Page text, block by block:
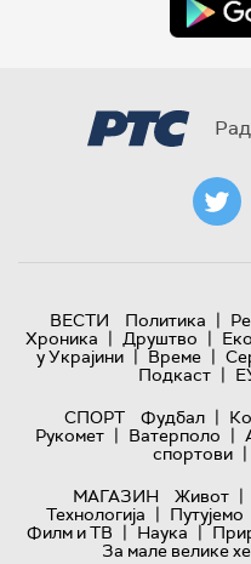
ВЕСТИ Политика |
Хроника | Друштво |
у Украјини | Време |
Подкаст |
СПОРТ
Фудбал |
Рукомет | Ватерполо |
спортови |
МАГАЗИН
Живот |
Технологијa | Путујемо
Филм и ТВ | Наука |
За мале велике